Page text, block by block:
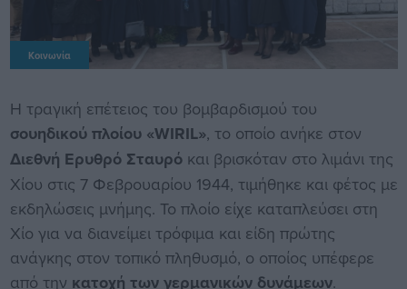
Κοινωνία
Η τραγική επέτειος του βομβαρδισμού του
σουηδικού πλοίου «WIRIL», το οποίο ανήκε στον
Διεθνή Ερυθρό Σταυρόκαι βρισκόταν στο λιμάνι της
Χίου στις 7 Φεβρουαρίου 1944, τιμήθηκε και φέτος με
εκδηλώσεις μνήμης. Το πλοίο είχε καταπλεύσει στη
Χίο για να διανείμει τρόφιμα και είδη πρώτης
ανάγκης στον τοπικό πληθυσμό, ο οποίος υπέφερε
από την κατοχή των γερμανικών δυνάμεων.